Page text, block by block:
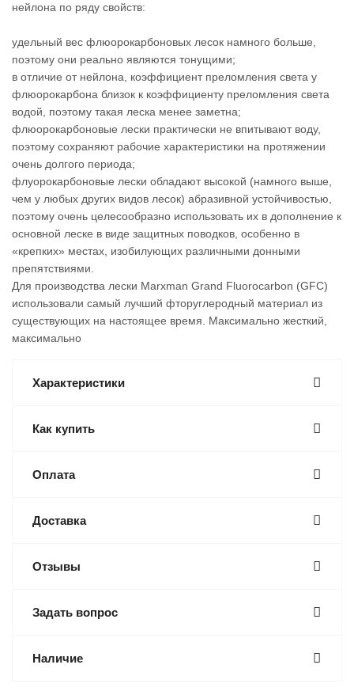
нейлона по ряду свойств:
удельный вес флюорокарбоновых лесок намного больше,
поэтому они реально являются тонущими;
в отличие от нейлона, коэффициент преломления света у
флюорокарбона близок к коэффициенту преломления света
водой, поэтому такая леска менее заметна;
флюорокарбоновые лески практически не впитывают воду,
поэтому сохраняют рабочие характеристики на протяжении
очень долгого периода;
флуорокарбоновые лески обладают высокой (намного выше,
чем у любых других видов лесок) абразивной устойчивостью,
поэтому очень целесообразно использовать их в дополнение к
основной леске в виде защитных поводков, особенно в
«крепких» местах, изобилующих различными донными
препятствиями.
Для производства лески Marxman Grand Fluorocarbon (GFC)
использовали самый лучший фторуглеродный материал из
существующих на настоящее время. Максимально жесткий,
максимально
Характеристики
Как купить
Оплата
Доставка
Отзывы
Задать вопрос
Наличие